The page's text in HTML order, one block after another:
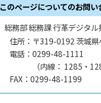
このページについてのお問い
総務部 総務課 行革デジタ
住所： 〒319-0192 茨城
電話： 0299-48-1111
（内線 ： 1285・
FAX： 0299-48-1199